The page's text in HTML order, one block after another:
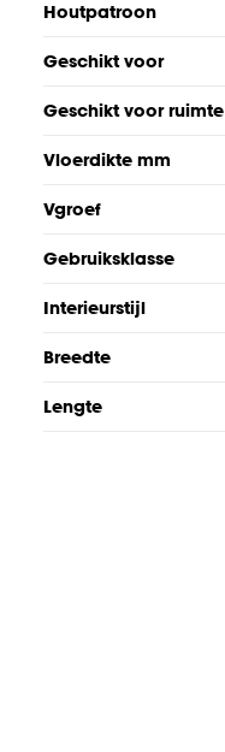
Houtpatroon
Geschikt voor
Geschikt voor ruimte
Vloerdikte mm
Vgroef
Gebruiksklasse
Interieurstijl
Breedte
Lengte